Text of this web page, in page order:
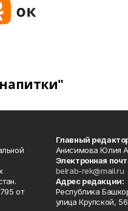
от
Главный
Анисимова Юлия
Электронная
belrab-rek@mail.ru
Адрес редакции:
Республика
улица Крупской, 56.